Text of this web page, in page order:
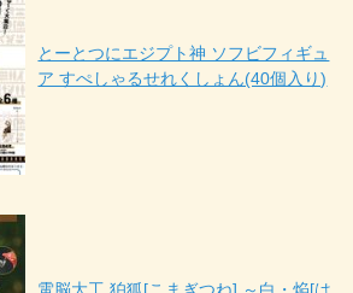
とーとつにエジプト神 ソフビフィギュ
ア すぺしゃるせれくしょん(40個入り)